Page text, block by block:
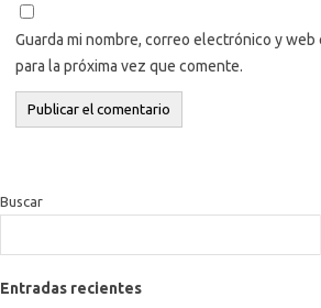
Guarda mi nombre, correo electrónico y
para la próxima vez que comente.
Buscar
Entradas recientes